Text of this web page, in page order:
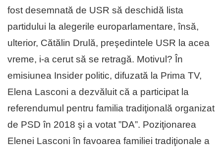
fost desemnată de USR să deschidă lista
partidului la alegerile europarlamentare, însă,
ulterior, Cătălin Drulă, preşedintele USR la acea
vreme, i-a cerut să se retragă. Motivul? În
emisiunea Insider politic, difuzată la Prima TV,
Elena Lasconi a dezvăluit că a participat la
referendumul pentru familia tradiţională organizat
de PSD în 2018 şi a votat ”DA”. Poziţionarea
Elenei Lasconi în favoarea familiei tradiţionale a